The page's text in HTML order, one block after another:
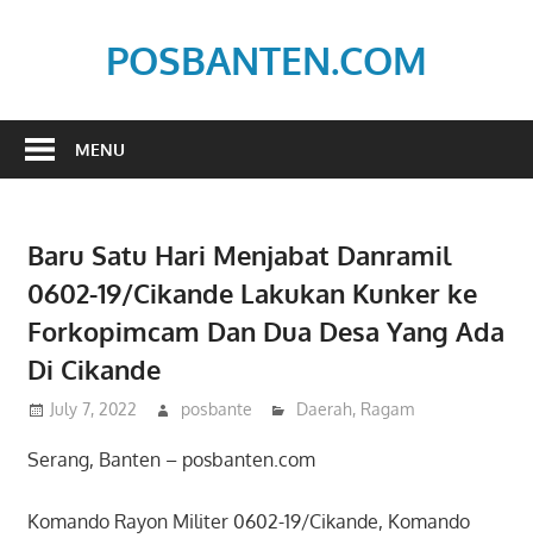
POSBANTEN.COM
Dan
MENU
Baru Satu Hari Menjabat Danramil
0602-19/Cikande Lakukan Kunker ke
Forkopimcam Dan Dua Desa Yang Ada
Di Cikande
July 7, 2022 posbante Daerah, Ragam
Serang, Banten – posbanten.com
Komando Rayon Militer 0602-19/Cikande, Komando